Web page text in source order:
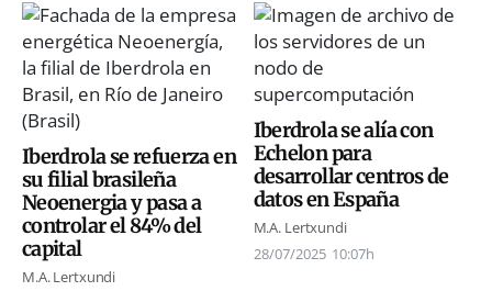
Iberdrola se refuerza en
su filial brasileña
Neoenergia y pasa a
controlar el 84% del
capital
M.A. Lertxundi
Iberdrola se alía con
Echelon para
desarrollar centros de
datos en España
M.A. Lertxundi
28/07/2025 10:07h